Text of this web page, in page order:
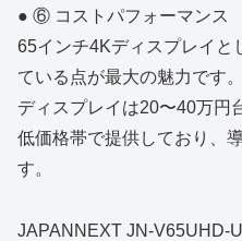
● ⑥ コストパフォーマンス
65インチ4Kディスプレイと
ている点が最大の魅力です
ディスプレイは20〜40万円
低価格帯で提供しており、
す。
JAPANNEXT JN-V65UHD-